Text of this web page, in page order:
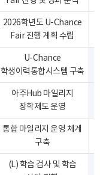
2026학년도 U-Chance
Fair 진행 계획 수립
U-Chance
학생이력통합시스템 구축
아주Hub 마일리지
장학제도 운영
통합 마일리지 운영 체계
구축
(L) 학습 검사 및 학습